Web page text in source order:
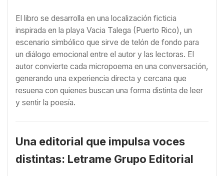
El libro se desarrolla en una localización ficticia
inspirada en la playa Vacia Talega (Puerto Rico), un
escenario simbólico que sirve de telón de fondo para
un diálogo emocional entre el autor y las lectoras. El
autor convierte cada micropoema en una conversación,
generando una experiencia directa y cercana que
resuena con quienes buscan una forma distinta de leer
y sentir la poesía.
Una editorial que impulsa voces
distintas: Letrame Grupo Editorial